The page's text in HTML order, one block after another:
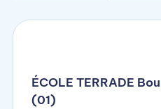
ÉCOLE TERRADE
(01)